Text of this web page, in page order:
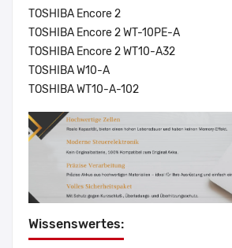
TOSHIBA Encore 2
TOSHIBA Encore 2 WT-10PE-A
TOSHIBA Encore 2 WT10-A32
TOSHIBA W10-A
TOSHIBA WT10-A-102
Wissenswertes: